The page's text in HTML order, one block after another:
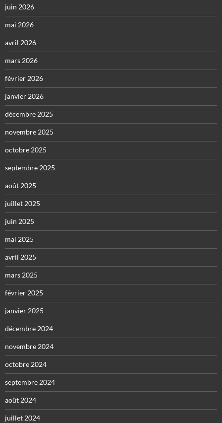
juin 2026
mai 2026
avril 2026
mars 2026
février 2026
janvier 2026
décembre 2025
novembre 2025
octobre 2025
septembre 2025
août 2025
juillet 2025
juin 2025
mai 2025
avril 2025
mars 2025
février 2025
janvier 2025
décembre 2024
novembre 2024
octobre 2024
septembre 2024
août 2024
juillet 2024